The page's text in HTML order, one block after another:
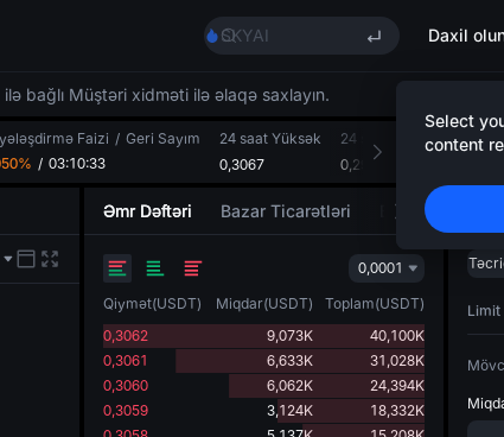
SKYAI
UNITREE STAR Market
SPCX rises despite lock-up expiry
AAOI
SKYAI
UNITREE STAR Market
SPCX rises despite lock-up expiry
Daxil
Select
content
bağlı Müştəri xidməti ilə əlaqə saxlayın.
Faizi / Geri Sayım
/ 03:10:33
24 saat Yüksək
0,3067
24 saat Aşağı
0,2963
24 saat
Əmr Dəftəri Bazar Ticarətləri Bazarın
0,0001
Qiymət(USDT) Miqdar(USDT) Toplam(USDT)
0,3062
9,073K
40,100K
0,3061
6,633K
31,028K
0,3060
6,062K
24,394K
0,3059
3,124K
18,332K
Limit